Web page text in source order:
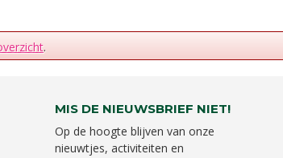
.
MIS DE NIEUWSBRIEF NIET!
Op de hoogte blijven van onze
nieuwtjes, activiteiten en